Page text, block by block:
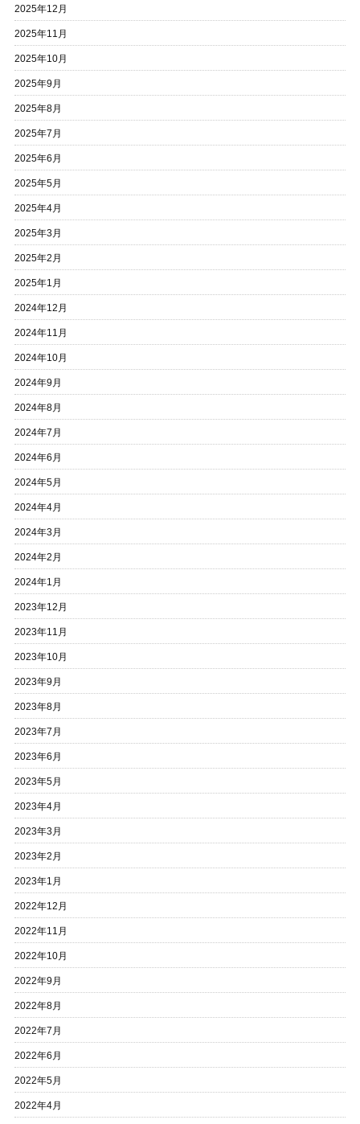
2025年12月
2025年11月
2025年10月
2025年9月
2025年8月
2025年7月
2025年6月
2025年5月
2025年4月
2025年3月
2025年2月
2025年1月
2024年12月
2024年11月
2024年10月
2024年9月
2024年8月
2024年7月
2024年6月
2024年5月
2024年4月
2024年3月
2024年2月
2024年1月
2023年12月
2023年11月
2023年10月
2023年9月
2023年8月
2023年7月
2023年6月
2023年5月
2023年4月
2023年3月
2023年2月
2023年1月
2022年12月
2022年11月
2022年10月
2022年9月
2022年8月
2022年7月
2022年6月
2022年5月
2022年4月